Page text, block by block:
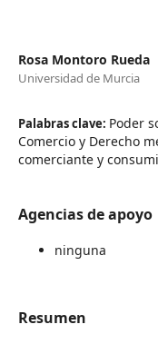
Rosa Montoro Rueda
Universidad de Murcia
Palabras clave: Poder
Comercio y Derecho
comerciante y
Agencias de apoyo
ninguna
Resumen